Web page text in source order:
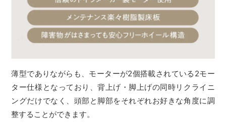
薄型でありながらも、モーターが2個搭載されている2モー
ター仕様となっており、背上げ・脚上げの同時リクライニ
ングだけでなく、頭部と脚部をそれぞれお好きな角度に調
整することができます。